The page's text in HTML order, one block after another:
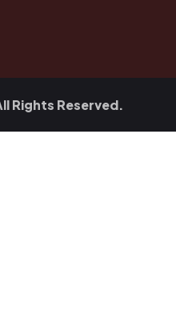
Rights Reserved.